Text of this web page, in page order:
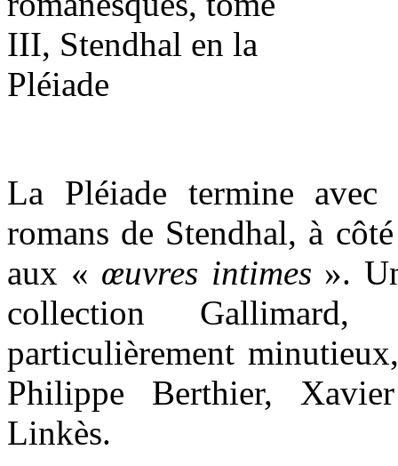
La Pléiade termine
romans de Stendhal, à
aux « œuvres intimes ».
collection Gallimard,
particulièrement
Philippe Berthier,
Linkès.